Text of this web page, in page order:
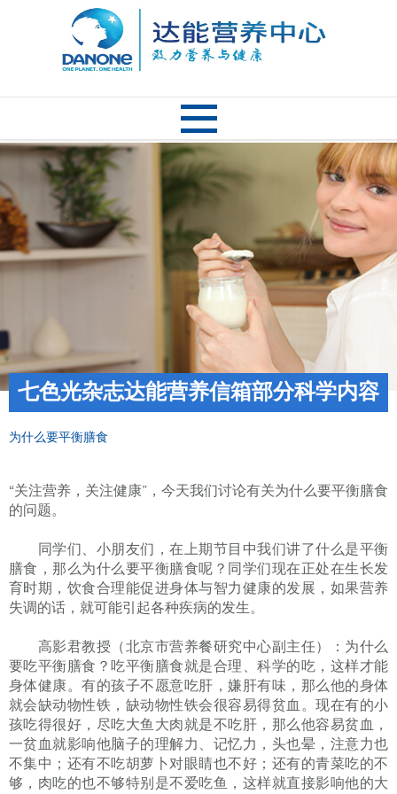
七色光杂志达能营养信箱部分科学内容
为什么要平衡膳食
“关注营养，关注健康”，今天我们讨论有关为什么要平衡膳食
的问题。
同学们、小朋友们，在上期节目中我们讲了什么是平衡
膳食，那么为什么要平衡膳食呢？同学们现在正处在生长发
育时期，饮食合理能促进身体与智力健康的发展，如果营养
失调的话，就可能引起各种疾病的发生。
高影君教授（北京市营养餐研究中心副主任）：为什么
要吃平衡膳食？吃平衡膳食就是合理、科学的吃，这样才能
身体健康。有的孩子不愿意吃肝，嫌肝有味，那么他的身体
就会缺动物性铁，缺动物性铁会很容易得贫血。现在有的小
孩吃得很好，尽吃大鱼大肉就是不吃肝，那么他容易贫血，
一贫血就影响他脑子的理解力、记忆力，头也晕，注意力也
不集中；还有不吃胡萝卜对眼睛也不好；还有的青菜吃的不
够，肉吃的也不够特别是不爱吃鱼，这样就直接影响他的大